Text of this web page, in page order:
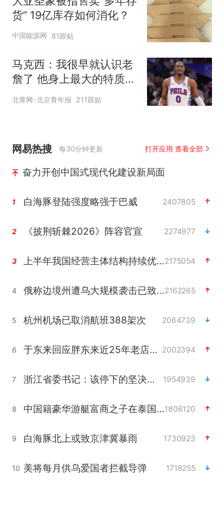
货” 19亿库存如何消化？
中国能源网 81跟贴
马克西：我很早就认识老
詹了 他身上最大的特质就
是谦逊
北青网-北京青年报 211跟贴
网易热搜 每30分钟更新 打开应用 查看全部
奋力开创中国式现代化建设新局面
1 白海豚登陆强度略强于巴威 2407805
2 《披荆斩棘2026》阵容官宣 2274977
3 上半年我国经营主体结构持续优化2175054
4 俄称边境州遭乌大规模袭击已致13伤2162265
5 杭州机场已取消航班388架次 2064739
6 于东来回应胖东来近25年老店年底关闭 2002394
7 浙江省委书记：该停下的坚决停下来 1954939
8 中国籍豪华游艇富商之子在泰国被杀1806120
9 白海豚北上或致京津冀暴雨 1730923
10 美将每月供乌爱国者拦截导弹 1718255